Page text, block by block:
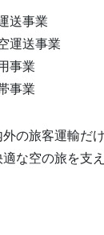
送事業
運送事業
事業
事業
の旅客運輸だ
な空の旅を支